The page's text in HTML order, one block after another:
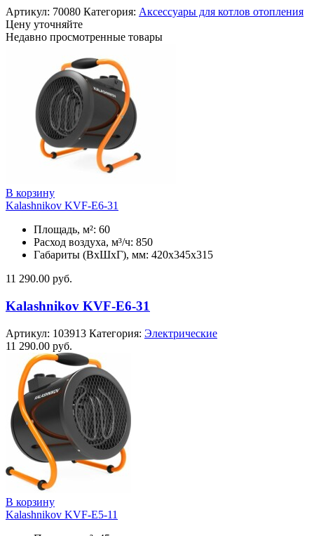
Артикул: 70080 Категория: Аксессуары для котлов отопления
Цену уточняйте
Недавно просмотренные товары
В корзину
Kalashnikov KVF-E6-31
Площадь, м²: 60
Расход воздуха, м³/ч: 850
Габариты (ВхШхГ), мм: 420x345x315
11 290.00 руб.
Kalashnikov KVF-E6-31
Артикул: 103913 Категория: Электрические
11 290.00 руб.
В корзину
Kalashnikov KVF-E5-11